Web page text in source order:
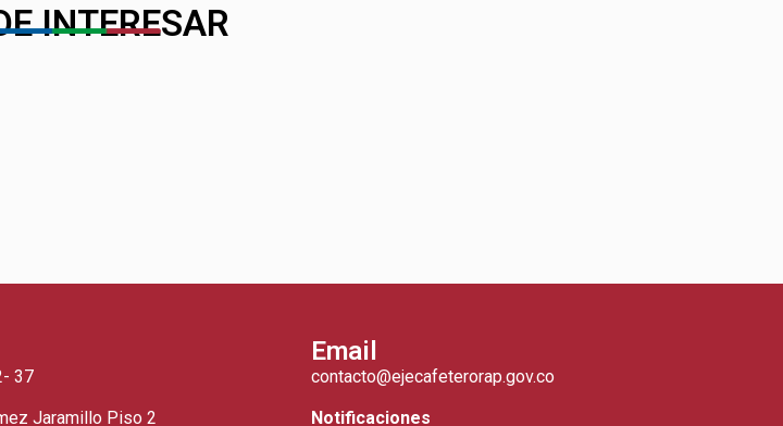
INTERESAR
37
Jaramillo Piso 2
Email
contacto@ejecafeterorap.gov.co
Notificaciones